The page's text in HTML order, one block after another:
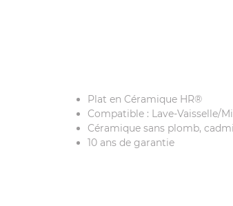
Plat en Céramique HR®
Compatible : Lave-Vaisselle/
Céramique sans plomb,
10 ans de garantie